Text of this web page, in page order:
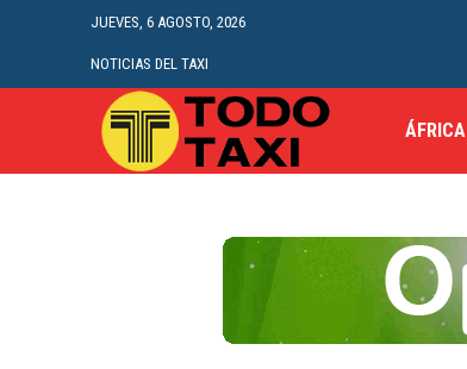
JUEVES, 6 AGOSTO, 2026
NOTICIAS DEL TAXI
ÁFRICA